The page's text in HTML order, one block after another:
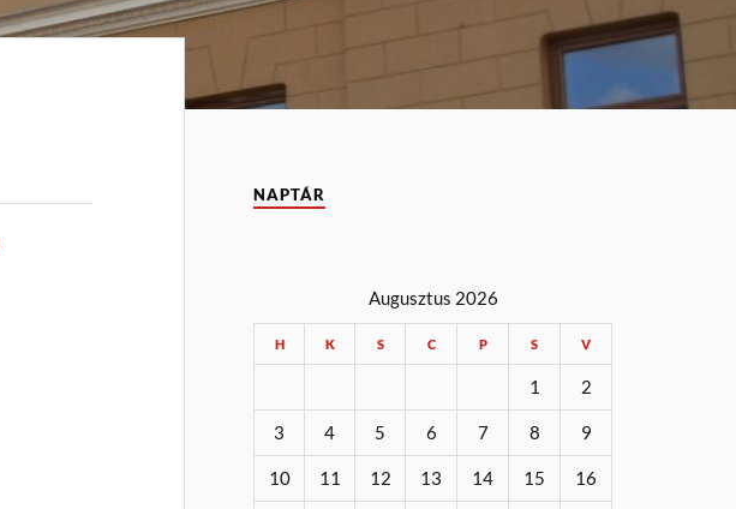
NAPTÁR
Augusztus 2026
H K S C P S V
1 2
3 4 5 6 7 8 9
10 11 12 13 14 15 16